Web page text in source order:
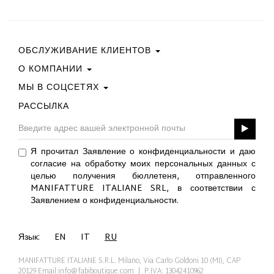
ОБСЛУЖИВАНИЕ КЛИЕНТОВ
Свяжитесь С Нами
Условия Покупки
Руководство По Выбору Размера
О КОМПАНИИ
Политика Конфиденциальности
Политика В Отношении Файлов Cookie
GPSR
МЫ В СОЦСЕТЯХ
Facebook
Instagram
Pinterest
Twitter
YouTube
LinkedIn
РАССЫЛКА
Я прочитал Заявление о конфиденциальности и даю
согласие на обработку моих персональных данных с
целью получения бюллетеня, отправленного
MANIFATTURE ITALIANE SRL, в соответствии с
Заявлением о конфиденциальности.
Язык: EN IT RU
MANIFATTURE ITALIANE S.R.L. Milano, Via Carlo Goldoni 10 (MI), CAP